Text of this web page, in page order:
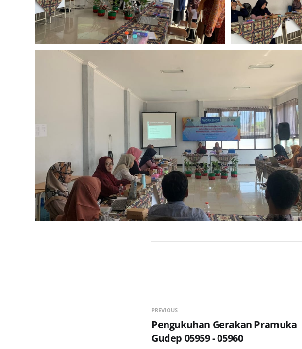
PREVIOUS
Pengukuhan Gerakan Pramuka
Gudep 05959 - 05960